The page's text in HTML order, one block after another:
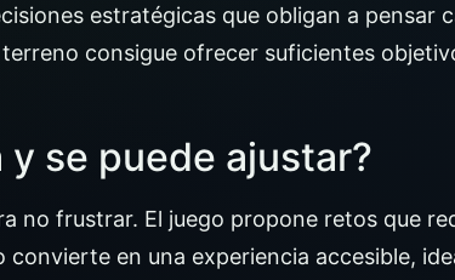
estratégicas que obligan a pensar
consigue ofrecer suficientes
se puede ajustar?
no frustrar. El juego propone retos que
en una experiencia accesible,